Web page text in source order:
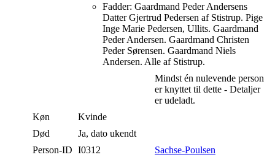
Fadder: Gaardmand Peder Andersens
Datter Gjertrud Pedersen af Stistrup. Pige
Inge Marie Pedersen, Ullits. Gaardmand
Peder Andersen. Gaardmand Christen
Peder Sørensen. Gaardmand Niels
Andersen. Alle af Stistrup.
Mindst én nulevende person
er knyttet til dette - Detaljer
er udeladt.
Køn
Kvinde
Død
Ja, dato ukendt
Person-ID I0312
Sachse-Poulsen